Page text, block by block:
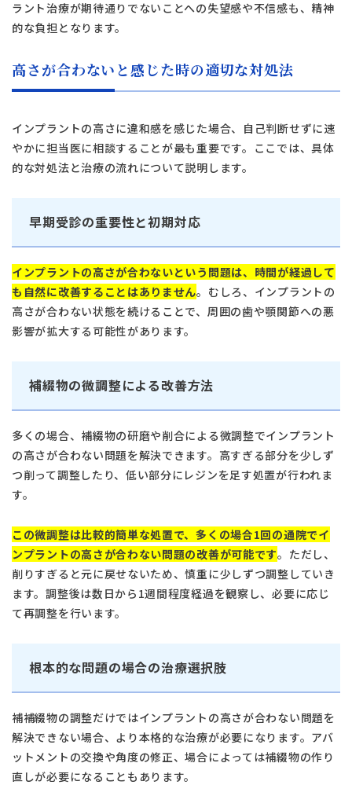
ラント治療が期待通りでないことへの失望感や不信感も、精神
的な負担となります。
高さが合わないと感じた時の適切な対処法
インプラントの高さに違和感を感じた場合、自己判断せずに速
やかに担当医に相談することが最も重要です。ここでは、具体
的な対処法と治療の流れについて説明します。
早期受診の重要性と初期対応
インプラントの高さが合わないという問題は、時間が経過して
も自然に改善することはありません。むしろ、インプラントの
高さが合わない状態を続けることで、周囲の歯や顎関節への悪
影響が拡大する可能性があります。
補綴物の微調整による改善方法
多くの場合、補綴物の研磨や削合による微調整でインプラント
の高さが合わない問題を解決できます。高すぎる部分を少しず
つ削って調整したり、低い部分にレジンを足す処置が行われま
す。
この微調整は比較的簡単な処置で、多くの場合1回の通院でイ
ンプラントの高さが合わない問題の改善が可能です。ただし、
削りすぎると元に戻せないため、慎重に少しずつ調整していき
ます。調整後は数日から1週間程度経過を観察し、必要に応じ
て再調整を行います。
根本的な問題の場合の治療選択肢
補補綴物の調整だけではインプラントの高さが合わない問題を
解決できない場合、より本格的な治療が必要になります。アバ
ットメントの交換や角度の修正、場合によっては補綴物の作り
直しが必要になることもあります。